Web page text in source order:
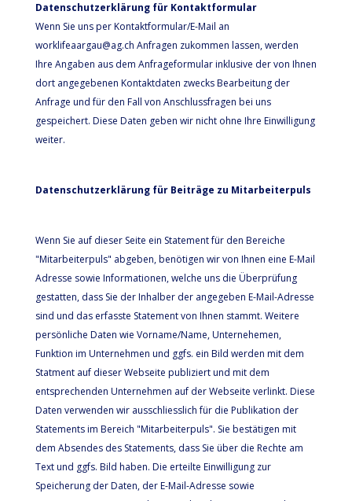
Datenschutzerklärung für Kontaktformular
Wenn Sie uns per Kontaktformular/E-Mail an
worklifeaargau@ag.ch Anfragen zukommen lassen, werden
Ihre Angaben aus dem Anfrageformular inklusive der von Ihnen
dort angegebenen Kontaktdaten zwecks Bearbeitung der
Anfrage und für den Fall von Anschlussfragen bei uns
gespeichert. Diese Daten geben wir nicht ohne Ihre Einwilligung
weiter.
Datenschutzerklärung für Beiträge zu Mitarbeiterpuls
Wenn Sie auf dieser Seite ein Statement für den Bereiche
"Mitarbeiterpuls" abgeben, benötigen wir von Ihnen eine E-Mail
Adresse sowie Informationen, welche uns die Überprüfung
gestatten, dass Sie der Inhalber der angegeben E-Mail-Adresse
sind und das erfasste Statement von Ihnen stammt. Weitere
persönliche Daten wie Vorname/Name, Unternehemen,
Funktion im Unternehmen und ggfs. ein Bild werden mit dem
Statment auf dieser Webseite publiziert und mit dem
entsprechenden Unternehmen auf der Webseite verlinkt. Diese
Daten verwenden wir ausschliesslich für die Publikation der
Statements im Bereich "Mitarbeiterpuls". Sie bestätigen mit
dem Absendes des Statements, dass Sie über die Rechte am
Text und ggfs. Bild haben. Die erteilte Einwilligung zur
Speicherung der Daten, der E-Mail-Adresse sowie